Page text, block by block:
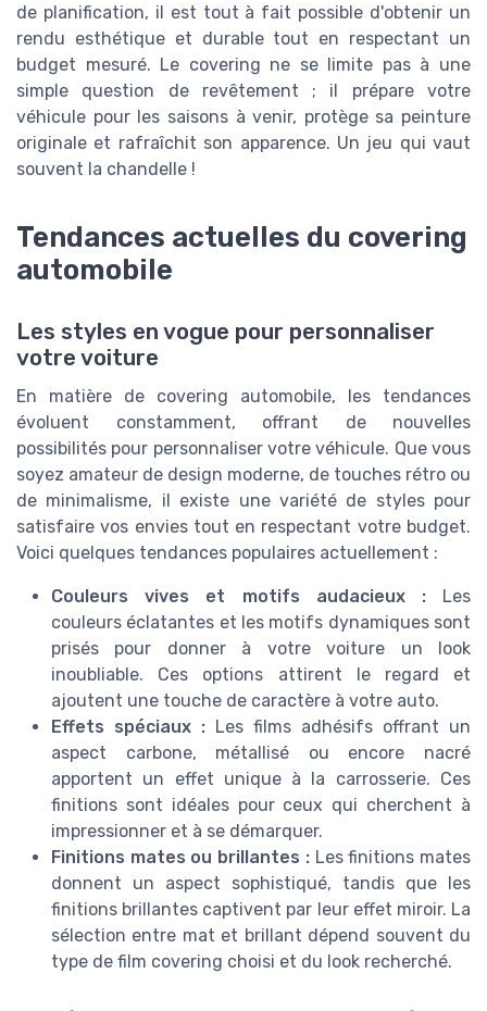
de planification, il est tout à fait possible d'obtenir un
rendu esthétique et durable tout en respectant un
budget mesuré. Le covering ne se limite pas à une
simple question de revêtement ; il prépare votre
véhicule pour les saisons à venir, protège sa peinture
originale et rafraîchit son apparence. Un jeu qui vaut
souvent la chandelle !
Tendances actuelles du covering
automobile
Les styles en vogue pour personnaliser
votre voiture
En matière de covering automobile, les tendances
évoluent constamment, offrant de nouvelles
possibilités pour personnaliser votre véhicule. Que vous
soyez amateur de design moderne, de touches rétro ou
de minimalisme, il existe une variété de styles pour
satisfaire vos envies tout en respectant votre budget.
Voici quelques tendances populaires actuellement :
Couleurs vives et motifs audacieux :Les
couleurs éclatantes et les motifs dynamiques sont
prisés pour donner à votre voiture un look
inoubliable. Ces options attirent le regard et
ajoutent une touche de caractère à votre auto.
Effets spéciaux : Les films adhésifs offrant un
aspect carbone, métallisé ou encore nacré
apportent un effet unique à la carrosserie. Ces
finitions sont idéales pour ceux qui cherchent à
impressionner et à se démarquer.
Finitions mates ou brillantes :Les finitions mates
donnent un aspect sophistiqué, tandis que les
finitions brillantes captivent par leur effet miroir. La
sélection entre mat et brillant dépend souvent du
type de film covering choisi et du look recherché.